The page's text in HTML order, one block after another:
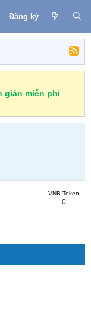
Đăng ký
giản miễn phí
VNB Token
0